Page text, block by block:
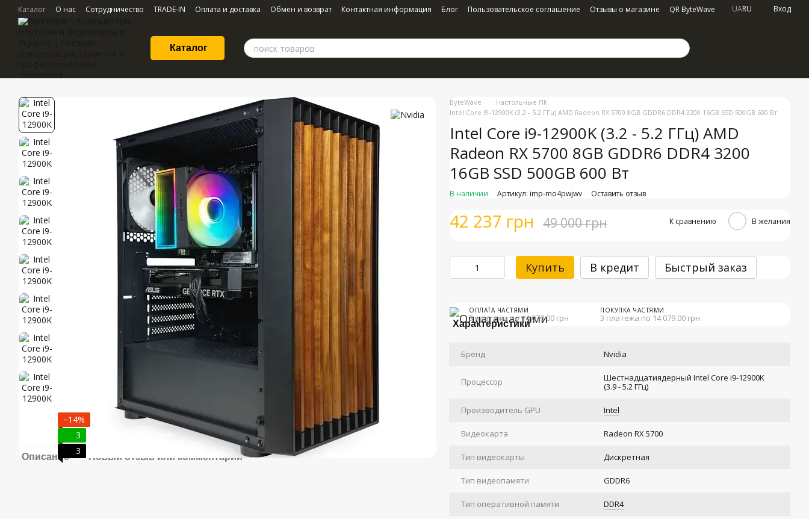
Перейти к основному контенту
Каталог О нас Сотрудничество TRADE-IN Оплата и доставка Обмен и возврат Контактная информация Блог Пользовательское соглашение Отзывы о магазине QR ByteWave UARU Вход
Каталог
−14%
3
3
Описание Новый отзыв или комментарий
ByteWave
Настольные ПК
Intel Core i9-12900K (3.2 - 5.2 ГГц) AMD Radeon RX 5700 8GB GDDR6 DDR4 3200 16GB SSD 500GB 600 Вт
Intel Core i9-12900K (3.2 - 5.2 ГГц) AMD
Radeon RX 5700 8GB GDDR6 DDR4 3200
16GB SSD 500GB 600 Вт
В наличии Артикул: imp-mo4pwjwv Оставить отзыв
42 237 грн 49 000 грн К сравнению В желания
Купить В кредит Быстрый заказ
ОПЛАТА ЧАСТЯМИ
3 платежа по 14 079.00 грн
ПОКУПКА ЧАСТЯМИ
3 платежа по 14 079.00 грн
Характеристики
Бренд Nvidia
Процессор
Шестнадцатиядерный Intel Core i9-12900K
(3.9 - 5.2 ГГц)
Производитель GPU Intel
Видеокарта Radeon RX 5700
Тип видеокарты Дискретная
Тип видеопамяти GDDR6
Тип оперативной памяти DDR4